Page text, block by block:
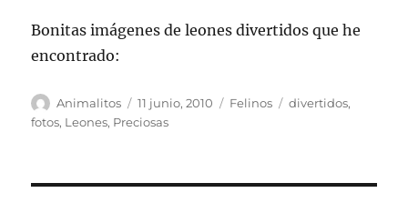
Bonitas imágenes de leones divertidos que he
encontrado:
Autor
Animalitos
Publicado
el
11 junio, 2010 Categorías
Felinos Etiquetas
divertidos,
fotos, Leones, Preciosas